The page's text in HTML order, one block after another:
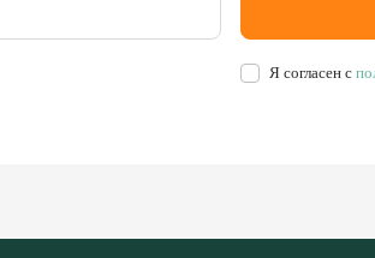
Я согласен с